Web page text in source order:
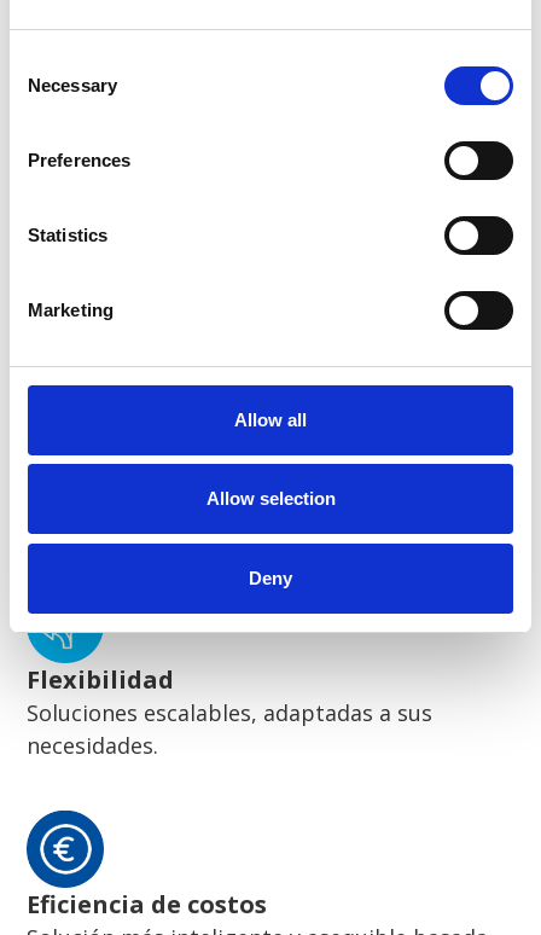
Selection
Necessary
Preferences
Statistics
Marketing
Allow all
Allow selection
Deny
mercados de atención médica confían en nosotros.
Más de 20 años de experiencia, conocimientos
líderes en la industria.
Flexibilidad
Soluciones escalables, adaptadas a sus
necesidades.
Eficiencia de costos